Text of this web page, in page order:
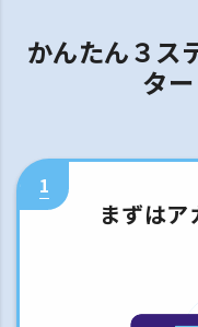
かんたん３ス
タ
1
まずは